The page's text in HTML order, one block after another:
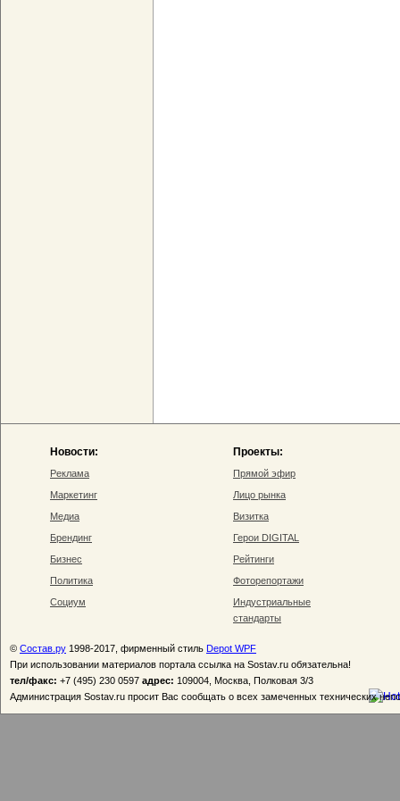
Новости:
Реклама
Маркетинг
Медиа
Брендинг
Бизнес
Политика
Социум
Проекты:
Прямой эфир
Лицо рынка
Визитка
Герои DIGITAL
Рейтинги
Фоторепортажи
Индустриальные
стандарты
© Состав.ру 1998-2017, фирменный стиль Depot WPF
При использовании материалов портала ссылка на Sostav.ru обязательна!
тел/факс: +7 (495) 230 0597 адрес: 109004, Москва, Полковая 3/3
Администрация Sostav.ru просит Вас сообщать о всех замеченных технических